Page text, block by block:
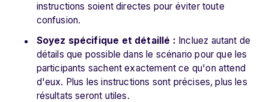
instructions soient directes pour éviter toute
confusion.
Soyez spécifique et détaillé : Incluez autant de
détails que possible dans le scénario pour que les
participants sachent exactement ce qu'on attend
d'eux. Plus les instructions sont précises, plus les
résultats seront utiles.